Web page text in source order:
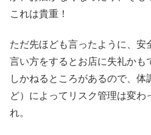
これは貴重！
ただ先ほども言ったように、安
言い方をするとお店に失礼かも
しかねるところがあるので、体
ど）によってリスク管理は変わ
れ。